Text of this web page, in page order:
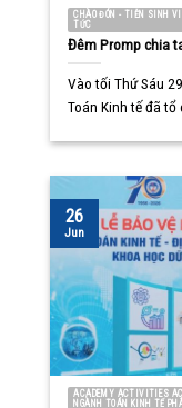
CHÀO ĐÓN - TIỄN SINH
TỨC
Đêm Promp chia
Vào tối Thứ Sáu
Toán Kinh tế đã tổ
ACADEMY ACTIVITIES
NGÀNH TOÁN KINH TẾ
26
Jun